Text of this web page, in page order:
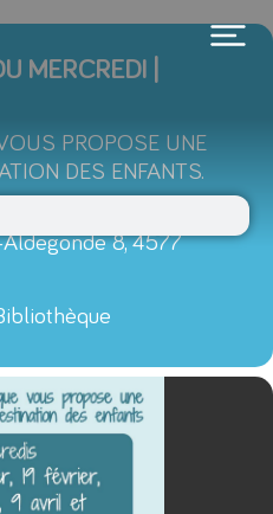
MERCREDI |
PROPOSE UNE
DES ENFANTS.
45 min
8, 4577